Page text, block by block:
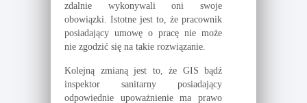
zdalnie wykonywali oni swoje
obowiązki. Istotne jest to, że pracownik
posiadający umowę o pracę nie może
nie zgodzić się na takie rozwiązanie.
Kolejną zmianą jest to, że GIS bądź
inspektor sanitarny posiadający
odpowiednie upoważnienie ma prawo